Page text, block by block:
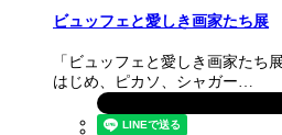
ビュッフェと愛しき画家たち展
「ビュッフェと愛しき画家たち
はじめ、ピカソ、シャガー…